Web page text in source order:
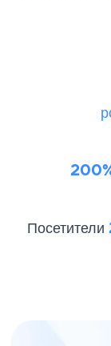
Посетители